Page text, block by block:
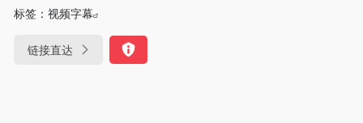
标签： 视频字幕
链接直达